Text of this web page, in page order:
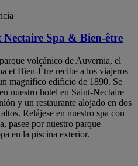
Spa & Bien-être
volcánico de Auvernia, el
et Bien-Être recibe a los viajeros
magnífico edificio de 1890. Se
nuestro hotel en Saint-Nectaire
y un restaurante alojado en dos
Relájese en nuestro spa con
pasee por nuestro parque
en la piscina exterior.